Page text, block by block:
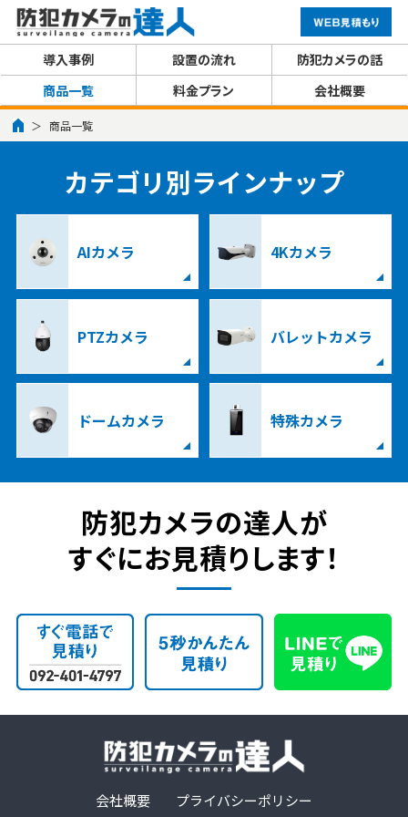
導入事例 設置の流れ
防犯カメラの話
商品一覧
料金プラン 会社概要
商品一覧
カテゴリ別ラインナップ
AIカメラ 4Kカメラ
PTZカメラ バレットカメラ
ドームカメラ 特殊カメラ
防犯カメラの達人が
すぐにお見積りします！
会社概要 プライバシーポリシー